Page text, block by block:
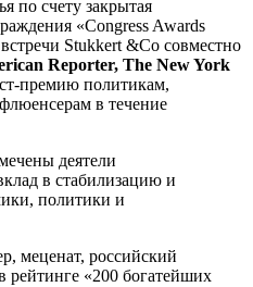
по счету закрытая
«Congress Awards
Stukkert &Co совместно
Reporter, The New York
премию политикам,
в течение
деятели
в стабилизацию и
политики и
меценат, российский
«200 богатейших